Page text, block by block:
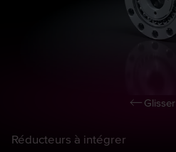
Glisser
Réducteurs à intégrer